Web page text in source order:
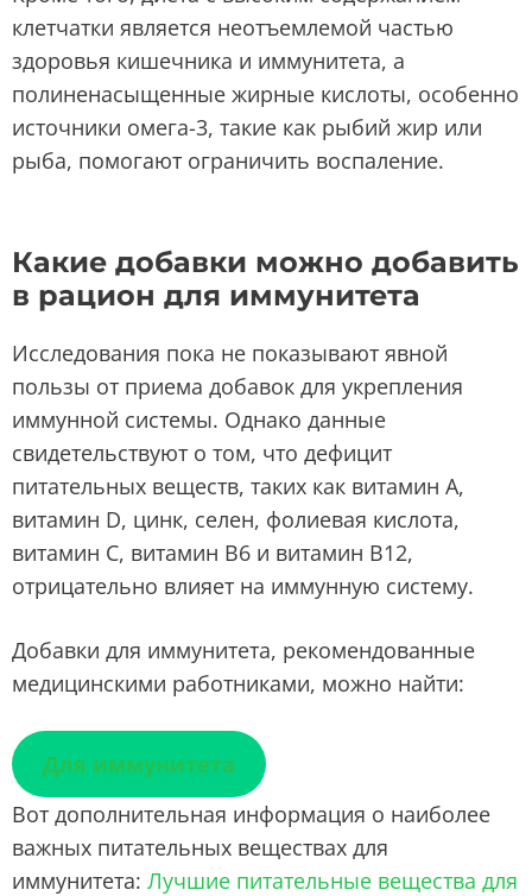
клетчатки является неотъемлемой частью
здоровья кишечника и иммунитета, а
полиненасыщенные жирные кислоты, особенно
источники омега-3, такие как рыбий жир или
рыба, помогают ограничить воспаление.
Какие добавки можно добавить
в рацион для иммунитета
Исследования пока не показывают явной
пользы от приема добавок для укрепления
иммунной системы. Однако данные
свидетельствуют о том, что дефицит
питательных веществ, таких как витамин А,
витамин D, цинк, селен, фолиевая кислота,
витамин С, витамин B6 и витамин B12,
отрицательно влияет на иммунную систему.
Добавки для иммунитета, рекомендованные
медицинскими работниками, можно найти:
Для иммунитета
Вот дополнительная информация о наиболее
важных питательных веществах для
иммунитета: Лучшие питательные вещества для